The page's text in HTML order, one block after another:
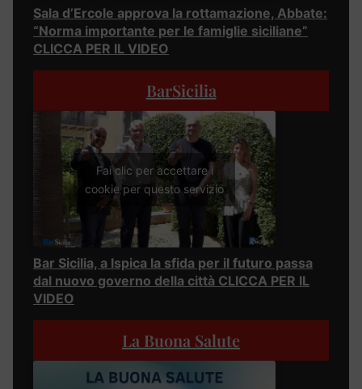
Sala d’Ercole approva la rottamazione, Abbate:
“Norma importante per le famiglie siciliane”
CLICCA PER IL VIDEO
BarSicilia
Fai clic per accettare i
cookie per questo servizio
Bar Sicilia, a Ispica la sfida per il futuro passa
dal nuovo governo della città CLICCA PER IL
VIDEO
La Buona Salute